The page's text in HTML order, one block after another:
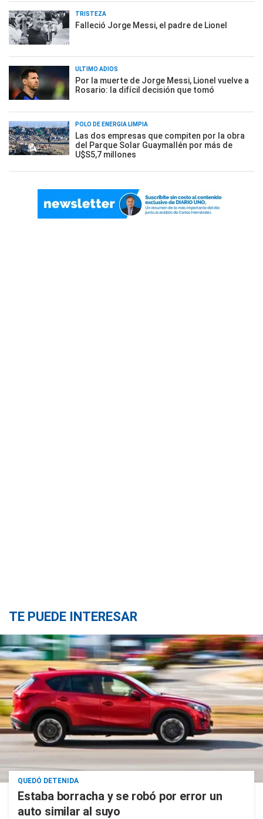
TRISTEZA
Falleció Jorge Messi, el padre de Lionel
ÚLTIMO ADIÓS
Por la muerte de Jorge Messi, Lionel vuelve a
Rosario: la difícil decisión que tomó
POLO DE ENERGÍA LIMPIA
Las dos empresas que compiten por la obra
del Parque Solar Guaymallén por más de
U$S5,7 millones
TE PUEDE INTERESAR
QUEDÓ DETENIDA
Estaba borracha y se robó por error un
auto similar al suyo